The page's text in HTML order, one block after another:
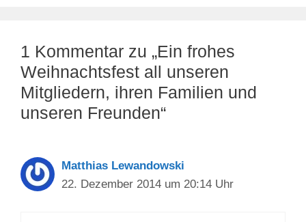
1 Kommentar zu „Ein frohes
Weihnachtsfest all unseren
Mitgliedern, ihren Familien und
unseren Freunden“
Matthias Lewandowski
22. Dezember 2014 um 20:14 Uhr